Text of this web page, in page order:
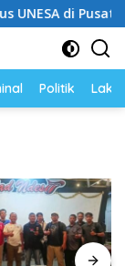
Pusat Kota,
Politik